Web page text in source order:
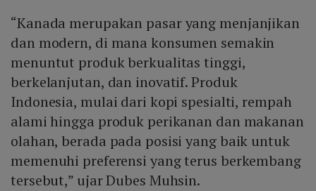
“Kanada merupakan pasar yang menjanjikan
dan modern, di mana konsumen semakin
menuntut produk berkualitas tinggi,
berkelanjutan, dan inovatif. Produk
Indonesia, mulai dari kopi spesialti, rempah
alami hingga produk perikanan dan makanan
olahan, berada pada posisi yang baik untuk
memenuhi preferensi yang terus berkembang
tersebut,” ujar Dubes Muhsin.